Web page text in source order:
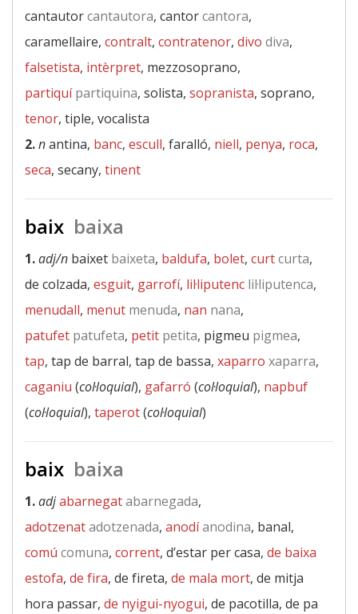
cantautorcantautora, cantorcantora,
caramellaire, contralt, contratenor, divo diva,
falsetista, intèrpret, mezzosoprano,
partiquípartiquina, solista, sopranista, soprano,
tenor, tiple, vocalista
2.nantina, banc, escull, faralló, niell, penya, roca,
seca, secany, tinent
baix baixa
1.adj/n baixet baixeta, baldufa, bolet, curtcurta,
de colzada, esguit, garrofí, lil·liputenc lil·liputenca,
menudall, menut menuda, nan nana,
patufet patufeta, petit petita, pigmeu pigmea,
tap, tap de barral, tap de bassa, xaparro xaparra,
caganiu (col·loquial), gafarró (col·loquial), napbuf
(col·loquial), taperot(col·loquial)
baix baixa
1.adjabarnegatabarnegada,
adotzenatadotzenada, anodíanodina, banal,
comú comuna, corrent, d’estar per casa, de baixa
estofa, de fira, de fireta, de mala mort, de mitja
hora passar, de nyigui-nyogui, de pacotilla, de pa